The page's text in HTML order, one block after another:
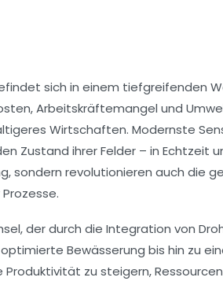
sich in einem tiefgreifenden
Arbeitskräftemangel und
Wirtschaften. Modernste
Zustand ihrer Felder – in Echtzeit
sondern revolutionieren auch die
der durch die Integration von
Bewässerung bis hin zu
Produktivität zu steigern,